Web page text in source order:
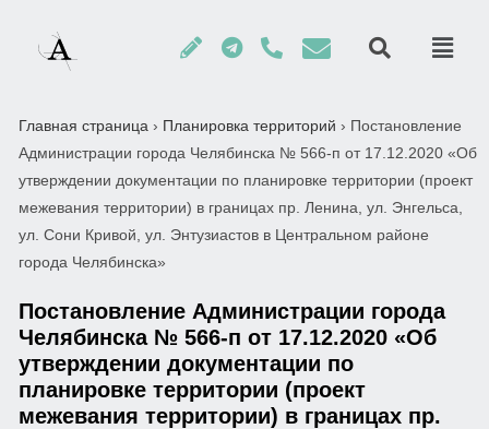
Главная страница › Планировка территорий › Постановление
Администрации города Челябинска № 566-п от 17.12.2020 «Об
утверждении документации по планировке территории (проект
межевания территории) в границах пр. Ленина, ул. Энгельса,
ул. Сони Кривой, ул. Энтузиастов в Центральном районе
города Челябинска»
Постановление Администрации города
Челябинска № 566-п от 17.12.2020 «Об
утверждении документации по
планировке территории (проект
межевания территории) в границах пр.